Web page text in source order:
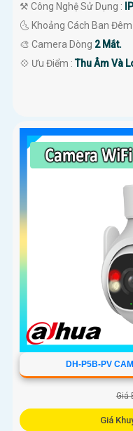
⚒ Công Nghệ Sử Dụng :
🌜 Khoảng Cách Ban Đêm
🎨 Camera Dòng 2 Mắt.
️💠 Ưu Điểm :Thu Âm Và
DH-P5B-PV
Giá
Giá